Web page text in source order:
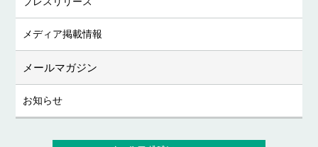
メディア掲載情報
メールマガジン
お知らせ